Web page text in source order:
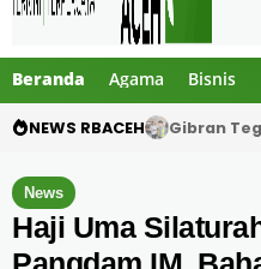
Beranda Agama Bisnis
NEWS RBACEH PHE NSO
News
Haji Uma